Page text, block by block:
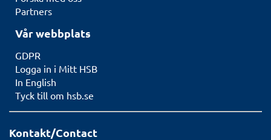
Partners
Vår webbplats
GDPR
Logga in i Mitt HSB
In English
Tyck till om hsb.se
Kontakt/Contact